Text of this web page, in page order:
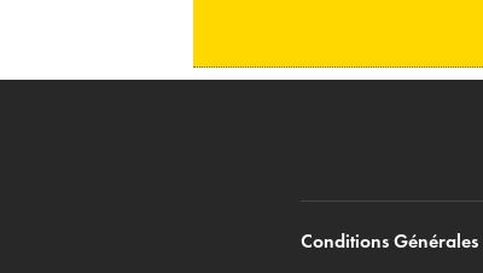
Conditions Générales